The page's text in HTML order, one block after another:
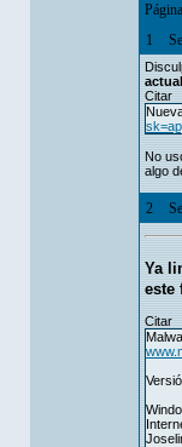
1
Citar
No
algo
2
Ya
este
Citar